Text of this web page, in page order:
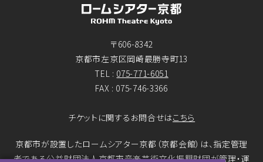
〒606-8342
京都市左京区岡崎最勝寺町13
TEL : 075-771-6051
FAX : 075-746-3366
チケットに関するお問合せはこちら
京都市が設置したロームシアター京都（京都会館）は、指定管理
者である公益財団法人京都市音楽芸術文化振興財団が管理・運